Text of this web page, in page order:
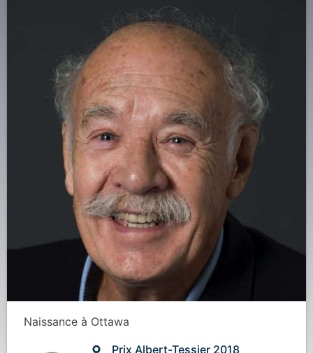
Naissance à Ottawa
Prix Albert-Tessier 2018